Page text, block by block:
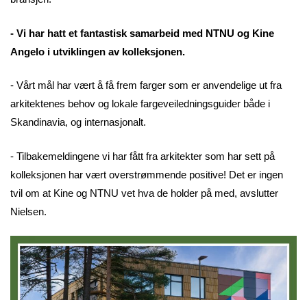
- Vi har hatt et fantastisk samarbeid med NTNU og Kine
Angelo i utviklingen av kolleksjonen.
- Vårt mål har vært å få frem farger som er anvendelige ut fra
arkitektenes behov og lokale fargeveiledningsguider både i
Skandinavia, og internasjonalt.
- Tilbakemeldingene vi har fått fra arkitekter som har sett på
kolleksjonen har vært overstrømmende positive! Det er ingen
tvil om at Kine og NTNU vet hva de holder på med, avslutter
Nielsen.